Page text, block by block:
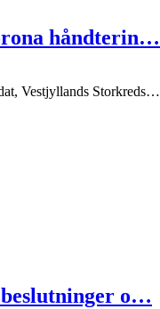
håndterin…
Vestjyllands Storkreds…
o…